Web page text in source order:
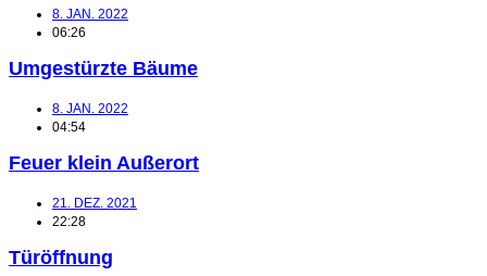
8. JAN. 2022
06:26
Umgestürzte Bäume
8. JAN. 2022
04:54
Feuer klein Außerort
21. DEZ. 2021
22:28
Türöffnung